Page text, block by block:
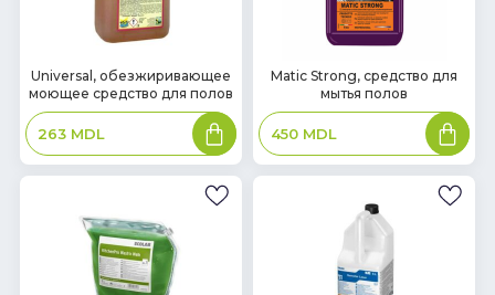
В
наличии
Universal, обезжиривающее
моющее средство для полов
263 MDL
В
корзину
наличии
Matic Strong, средство для
мытья полов
450 MDL
В
корзину